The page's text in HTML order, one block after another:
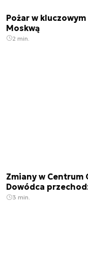
Pożar w
Moskwą
2 min.
Zmiany w
Dowódca
3 min.